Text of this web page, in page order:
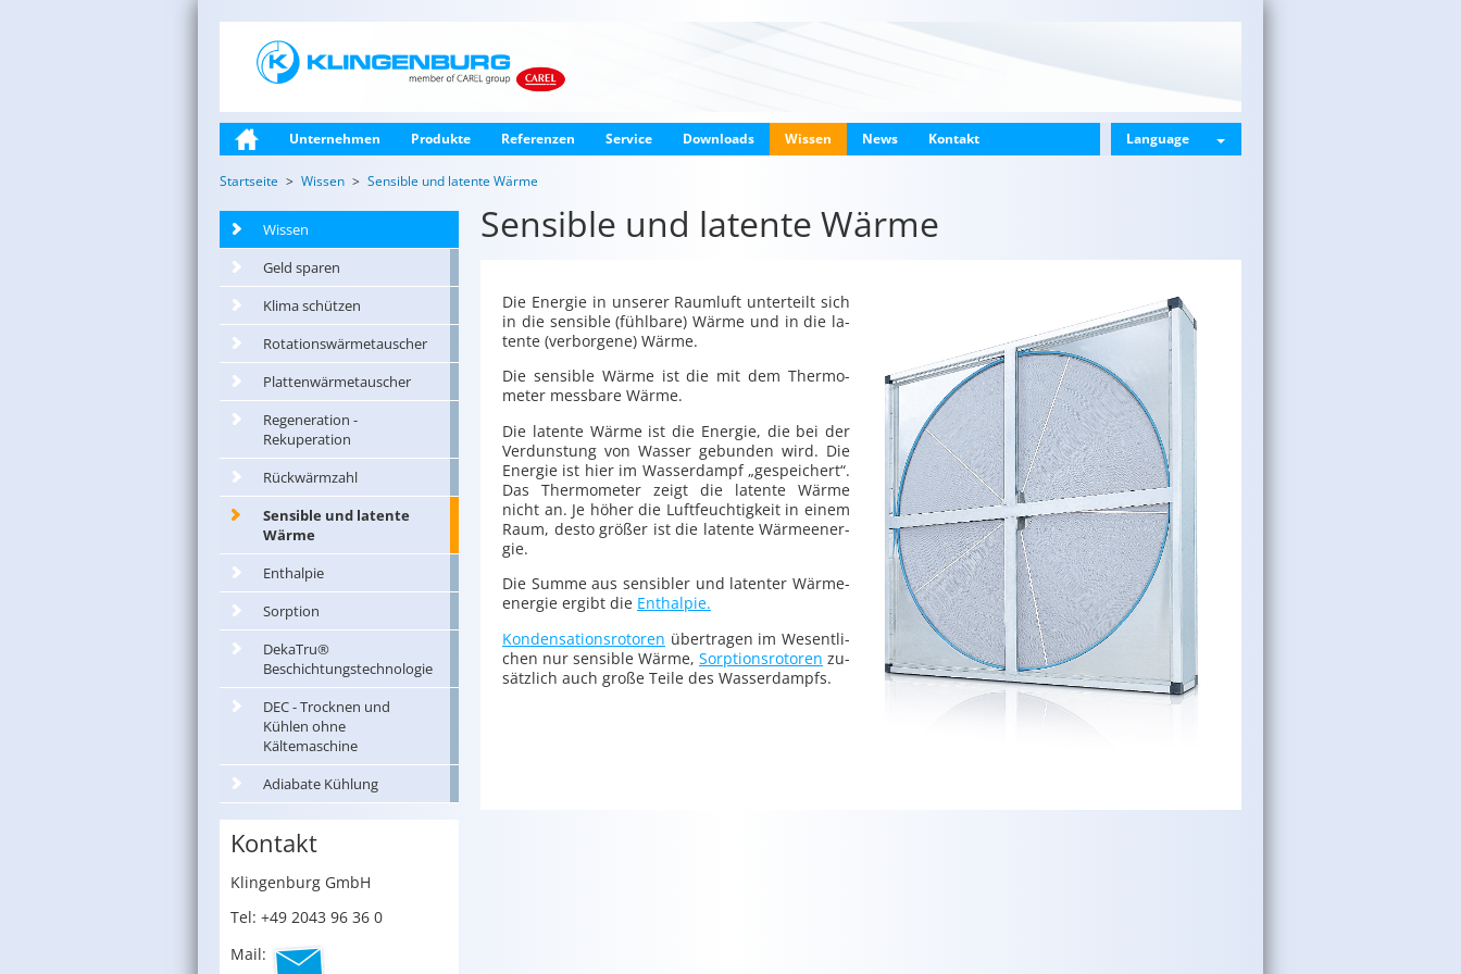
Unternehmen Produkte Referenzen Service Downloads Wissen News Kontakt Language
Startseite Wissen Sensible und latente Wärme
Wissen
Geld sparen
Klima schützen
Rotationswärmetauscher
Plattenwärmetauscher
Regeneration -
Rekuperation
Rückwärmzahl
Sensible und latente
Wärme
Enthalpie
Sorption
DekaTru®
Beschichtungstechnologie
DEC - Trocknen und
Kühlen ohne
Kältemaschine
Adiabate Kühlung
Kontakt
Klin­gen­burg GmbH
Tel: +49 2043 96 36 0
Mail:
Sensible und latente Wärme
Die En­er­gie in un­se­rer Raum­luft un­ter­teilt sich
in die sen­si­ble (fühl­ba­re) Wärme und in die la­
ten­te (ver­bor­ge­ne) Wärme.
Die sen­si­ble Wärme ist die mit dem Ther­mo­
me­ter mess­ba­re Wärme.
Die la­ten­te Wärme ist die En­er­gie, die bei der
Ver­duns­tung von Was­ser ge­bun­den wird. Die
En­er­gie ist hier im Was­ser­dampf „ge­spei­chert“.
Das Ther­mo­me­ter zeigt die la­ten­te Wärme
nicht an. Je höher die Luft­feuch­tig­keit in einem
Raum, desto grö­ßer ist die la­ten­te Wär­me­en­er­
gie.
Die Summe aus sen­si­bler und la­ten­ter Wär­me­
en­er­gie er­gibt die Ent­hal­pie.
Kon­den­sa­ti­ons­ro­to­ren über­tra­gen im We­sent­li­
chen nur sen­si­ble Wärme, Sorp­ti­ons­ro­to­ren zu­
sätz­lich auch große Teile des Was­ser­dampfs.